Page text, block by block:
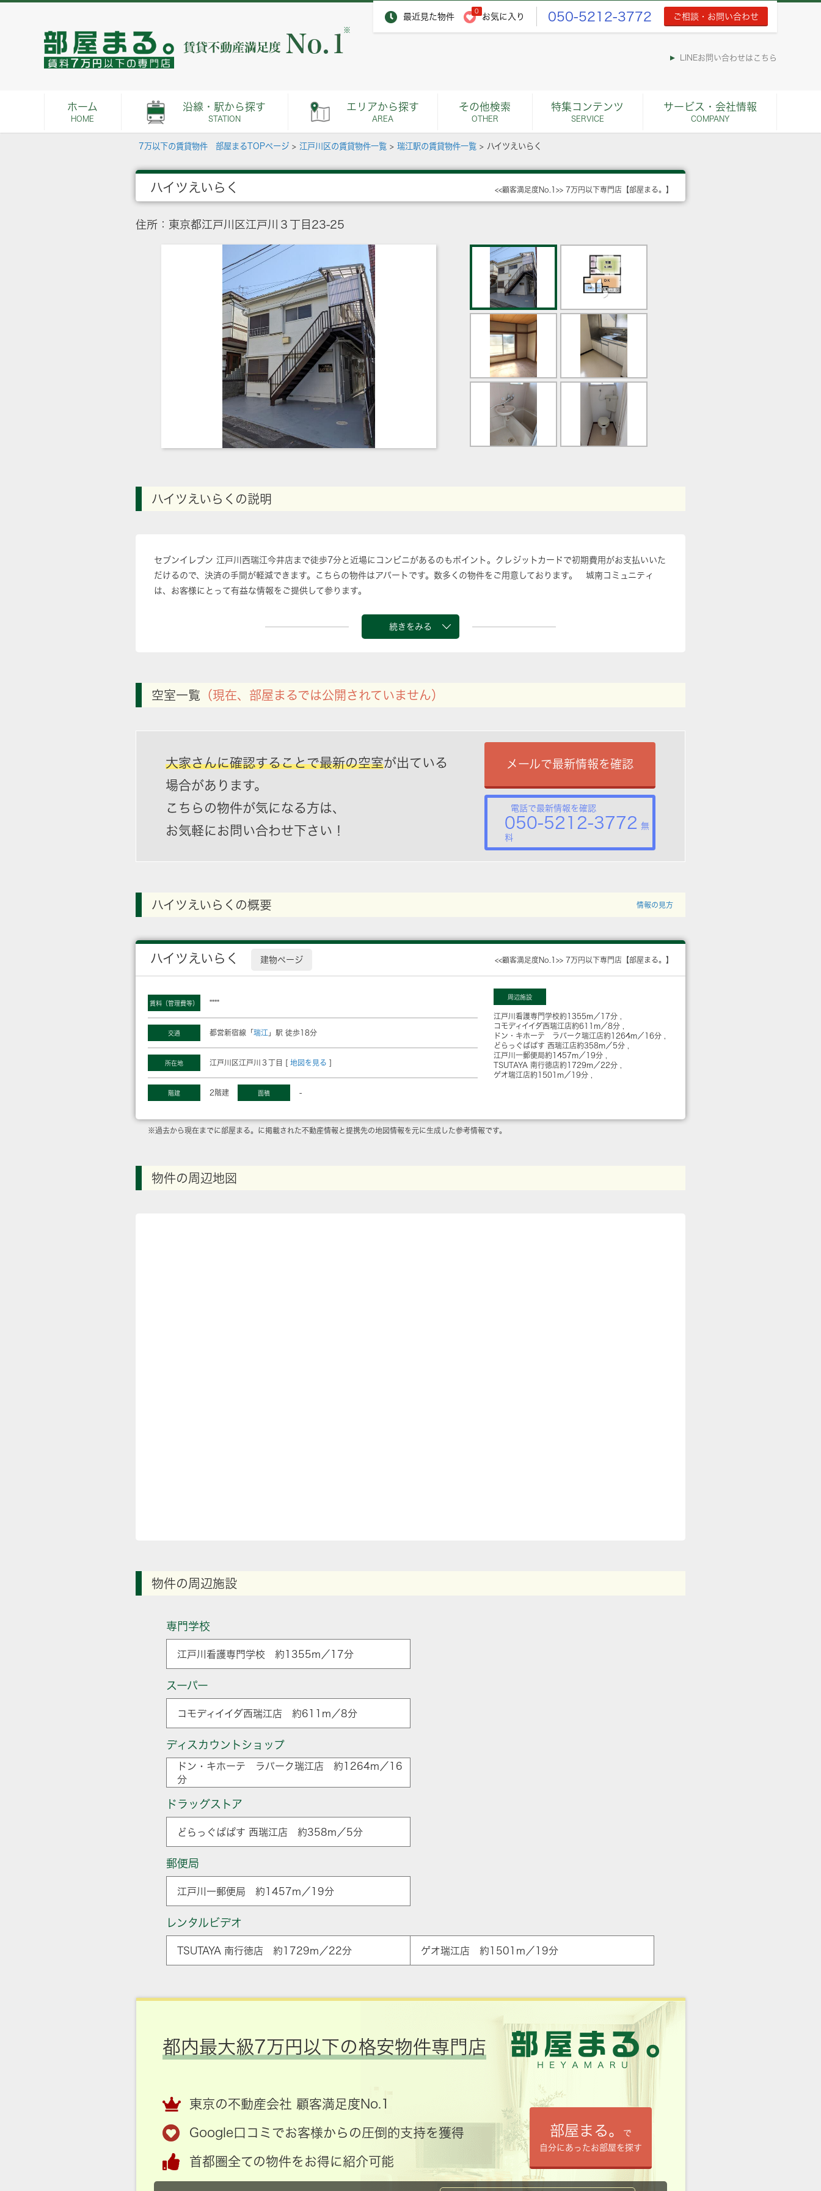
最近見た物件
0
お気に入り 050-5212-3772 ご相談・お問い合わせ
※
LINEお問い合わせはこちら
ホーム
HOME
沿線・駅から探す
STATION
エリアから探す
AREA
その他検索
OTHER
特集コンテンツ
SERVICE
サービス・会社情報
COMPANY
7万以下の賃貸物件 部屋まるTOPページ > 江戸川区の賃貸物件一覧 > 瑞江駅の賃貸物件一覧 > ハイツえいらく
ハイツえいらく <<顧客満足度No.1>> 7万円以下専門店【部屋まる。】
住所：東京都江戸川区江戸川３丁目23-25
ハイツえいらくの説明
セブンイレブン 江戸川西瑞江今井店まで徒歩7分と近場にコンビニがあるのもポイント。クレジットカードで初期費用がお支払いいた
だけるので、決済の手間が軽減できます。こちらの物件はアパートです。数多くの物件をご用意しております。 城南コミュニティ
は、お客様にとって有益な情報をご提供して参ります。
続きをみる
空室一覧 （現在、部屋まるでは公開されていません）
大家さんに確認することで最新の空室が出ている
場合があります。
こちらの物件が気になる方は、
お気軽にお問い合わせ下さい！
メールで最新情報を確認
電話で最新情報を確認
050-5212-3772 無
料
ハイツえいらくの概要 情報の見方
ハイツえいらく 建物ページ <<顧客満足度No.1>> 7万円以下専門店【部屋まる。】
賃料（管理費等） ****
交通 都営新宿線「 瑞江 」駅 徒歩18分
所在地 江戸川区江戸川３丁目 [ 地図を見る ]
階建 2階建 面積 -
周辺施設
江戸川看護専門学校約1355m／17分
コモディイイダ西瑞江店約611m／8分
ドン・キホーテ ラパーク瑞江店約1264m／16分
どらっぐぱぱす 西瑞江店約358m／5分
江戸川一郵便局約1457m／19分
TSUTAYA 南行徳店約1729m／22分
ゲオ瑞江店約1501m／19分
※過去から現在までに部屋まる。に掲載された不動産情報と提携先の地図情報を元に生成した参考情報です。
物件の周辺地図
物件の周辺施設
専門学校
江戸川看護専門学校 約1355m／17分
スーパー
コモディイイダ西瑞江店 約611m／8分
ディスカウントショップ
ドン・キホーテ ラパーク瑞江店 約1264m／16
分
ドラッグストア
どらっぐぱぱす 西瑞江店 約358m／5分
郵便局
江戸川一郵便局 約1457m／19分
レンタルビデオ
TSUTAYA 南行徳店 約1729m／22分 ゲオ瑞江店 約1501m／19分
都内最大級7万円以下の格安物件専門店
東京の不動産会社 顧客満足度No.1
Google口コミでお客様からの圧倒的支持を獲得
首都圏全ての物件をお得に紹介可能
部屋まる。
で
自分にあったお部屋を探す